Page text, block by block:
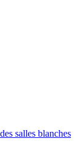
salles blanches